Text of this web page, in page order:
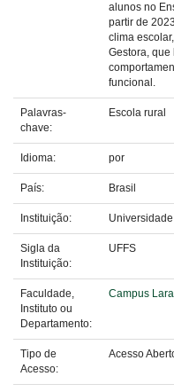
alunos no
partir de
clima
Gestora,
funcional.
Palavras-
chave:
Escola rural
Idioma: por
País: Brasil
Instituição:
Sigla da
Instituição:
UFFS
Faculdade,
Instituto ou
Departamento:
Campus
Tipo de
Acesso:
Acesso